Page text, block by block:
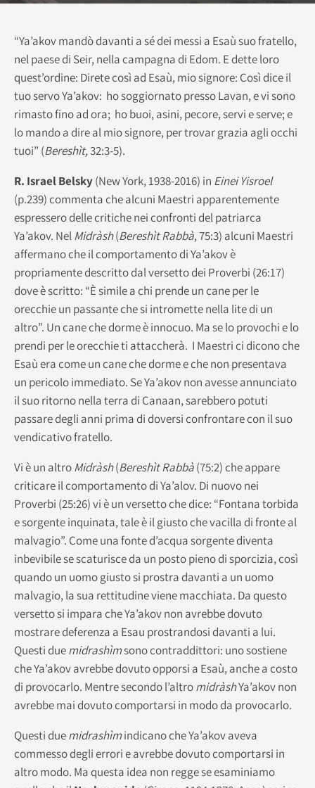
“Ya’akov mandò davanti a sé dei messi a Esaù suo fratello,
nel paese di Seir, nella campagna di Edom. E dette loro
quest’ordine: Direte così ad Esaù, mio signore: Così dice il
tuo servo Ya’akov: ho soggiornato presso Lavan, e vi sono
rimasto fino ad ora; ho buoi, asini, pecore, servi e serve; e
lo mando a dire al mio signore, per trovar grazia agli occhi
tuoi” (Bereshìt,32:3-5).
R. Israel Belsky(New York, 1938-2016) in Einei Yisroel
(p.239) commenta che alcuni Maestri apparentemente
espressero delle critiche nei confronti del patriarca
Ya’akov. NelMidràsh(Bereshìt Rabbà, 75:3) alcuni Maestri
affermano che il comportamento di Ya’akov è
propriamente descritto dal versetto dei Proverbi (26:17)
dove è scritto: “È simile a chi prende un cane per le
orecchie un passante che si intromette nella lite di un
altro”. Un cane che dorme è innocuo. Ma se lo provochi e lo
prendi per le orecchie ti attaccherà. I Maestri ci dicono che
Esaù era come un cane che dorme e che non presentava
un pericolo immediato. Se Ya’akov non avesse annunciato
il suo ritorno nella terra di Canaan, sarebbero potuti
passare degli anni prima di doversi confrontare con il suo
vendicativo fratello.
Vi è un altroMidràsh(Bereshìt Rabbà(75:2) che appare
criticare il comportamento di Ya’alov. Di nuovo nei
Proverbi (25:26) vi è un versetto che dice: “Fontana torbida
e sorgente inquinata, tale è il giusto che vacilla di fronte al
malvagio”. Come una fonte d’acqua sorgente diventa
inbevibile se scaturisce da un posto pieno di sporcizia, così
quando un uomo giusto si prostra davanti a un uomo
malvagio, la sua rettitudine viene macchiata. Da questo
versetto si impara che Ya’akov non avrebbe dovuto
mostrare deferenza a Esau prostrandosi davanti a lui.
Questi duemidrashìmsono contraddittori: uno sostiene
che Ya’akov avrebbe dovuto opporsi a Esaù, anche a costo
di provocarlo. Mentre secondo l’altromidràshYa’akov non
avrebbe mai dovuto comportarsi in modo da provocarlo.
Questi duemidrashìmindicano che Ya’akov aveva
commesso degli errori e avrebbe dovuto comportarsi in
altro modo. Ma questa idea non regge se esaminiamo